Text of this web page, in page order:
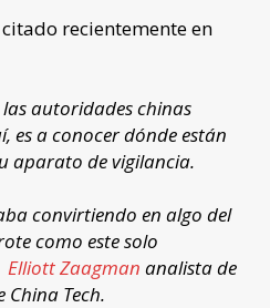
recientemente en
las autoridades chinas
es a conocer dónde están
aparato de vigilancia.
convirtiendo en algo del
como este solo
Elliott Zaagman analista de
China Tech.